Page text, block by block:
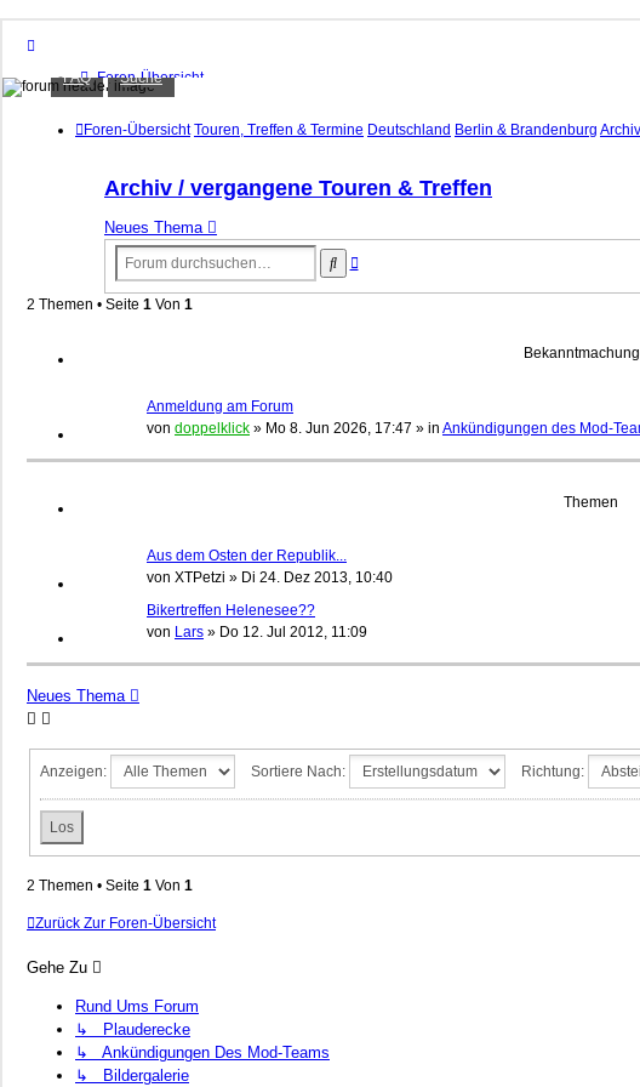
Foren-Übersicht
FAQ
Unbeantwortete Themen
Registrieren
XT1200Z-Forum
FAQ Suche
Foren-Übersicht Touren, Treffen & Termine Deutschland Berlin & Brandenburg
Archiv / vergangene Touren & Treffen
Neues Thema
SucheErweiterte
2 Themen • Seite 1 Von 1
Anmeldung am Forum
von doppelklick » Mo 8. Jun 2026, 17:47 » in Ankündigungen des Mod-
Themen
Aus dem Osten der Republik...
von XTPetzi » Di 24. Dez 2013, 10:40
Bikertreffen Helenesee??
von Lars » Do 12. Jul 2012, 11:09
Neues Thema
Anzeigen: Sortiere Nach: Richtung:
2 Themen • Seite 1 Von 1
Zurück Zur Foren-Übersicht
Gehe Zu
Rund Ums Forum
↳ Plauderecke
↳ Ankündigungen Des Mod-Teams
↳ Bildergalerie